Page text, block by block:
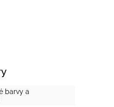
barvy a